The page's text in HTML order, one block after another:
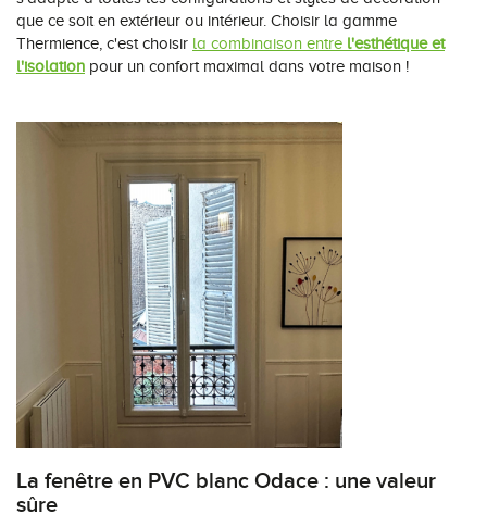
que ce soit en extérieur ou intérieur. Choisir la gamme
Thermience, c'est choisir la combinaison entre l'esthétique et
l'isolation pour un confort maximal dans votre maison !
La fenêtre en PVC blanc Odace : une valeur
sûre